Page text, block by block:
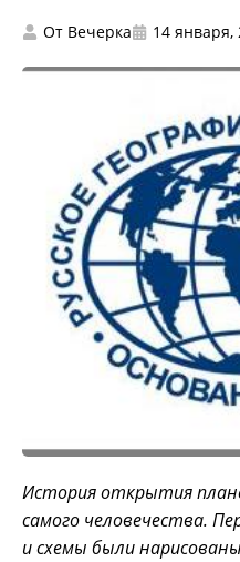
От Вечерка 14 января,
История открытия
самого человечества.
и схемы были